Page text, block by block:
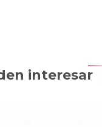
interesar